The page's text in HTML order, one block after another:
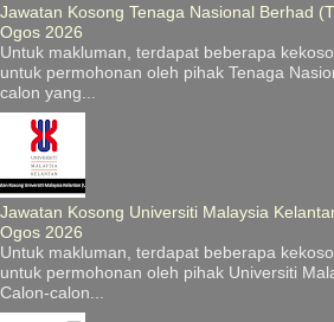
Jawatan Kosong Tenaga Nasional Berhad
Ogos 2026
Untuk makluman, terdapat beberapa
untuk permohonan oleh pihak Tenaga
calon yang...
Jawatan Kosong Universiti Malaysia
Ogos 2026
Untuk makluman, terdapat beberapa
untuk permohonan oleh pihak Universiti
Calon-calon...